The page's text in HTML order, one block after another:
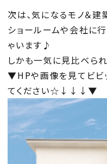
次は、気になるモノ＆建
ショールームや会社に
ゃいます♪
しかも一気に見比べられ
▼HPや画像を見てビビ
てください☆↓↓↓▼